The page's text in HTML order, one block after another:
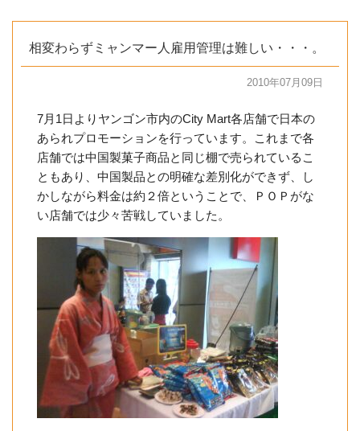
相変わらずミャンマー人雇用管理は難しい・・・。
2010年07月09日
7月1日よりヤンゴン市内のCity Mart各店舗で日本の
あられプロモーションを行っています。これまで各
店舗では中国製菓子商品と同じ棚で売られているこ
ともあり、中国製品との明確な差別化ができず、し
かしながら料金は約２倍ということで、ＰＯＰがな
い店舗では少々苦戦していました。